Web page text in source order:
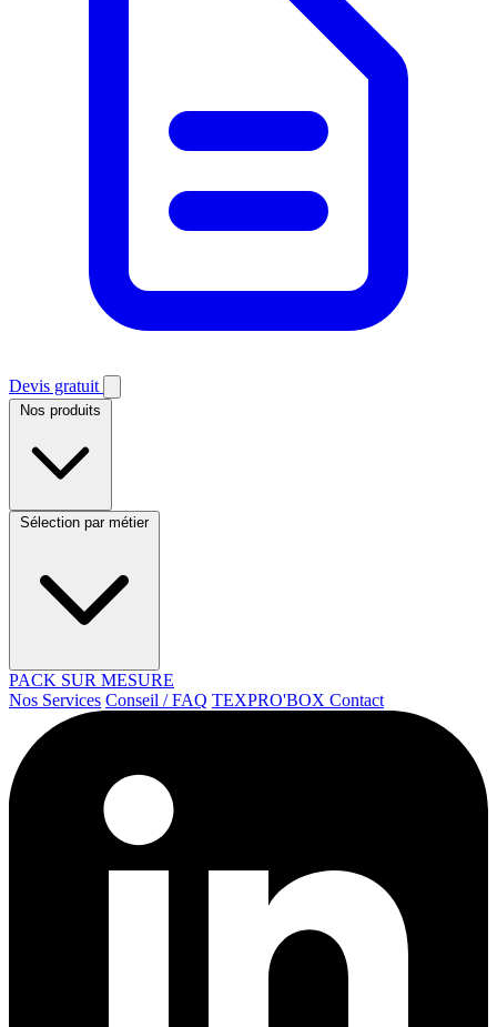
Devis gratuit
Nos produits
Sélection par métier
PACK SUR MESURE
Nos Services Conseil / FAQ TEXPRO'BOX Contact